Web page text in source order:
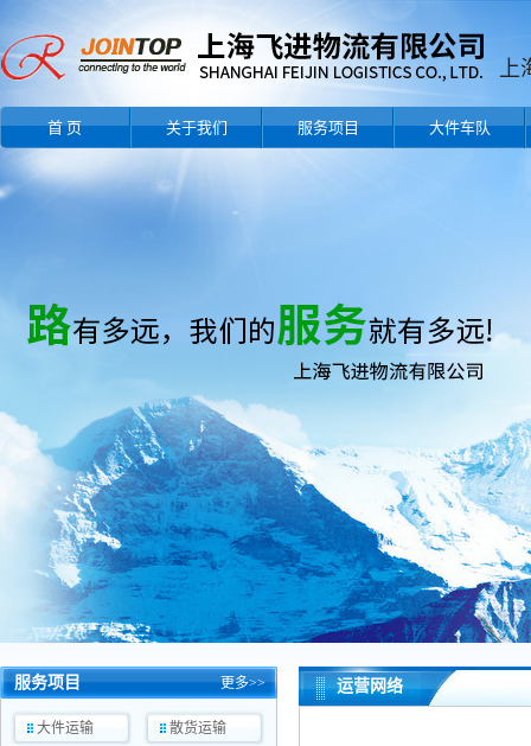
上
首 页 关于我们 服务项目 大件车队
服务项目 更多>>
大件运输 散货运输
运营网络